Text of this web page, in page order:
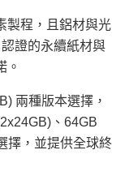
製程，且鋁材與光
證的永續紙材與
。
兩種版本選擇，
、64GB
擇，並提供全球終